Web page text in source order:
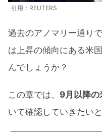
引用：REUTERS
過去のアノマリー通り
は上昇の傾向にある米
んでしょうか？
この章では、 9月以降の
いて確認していきたいと